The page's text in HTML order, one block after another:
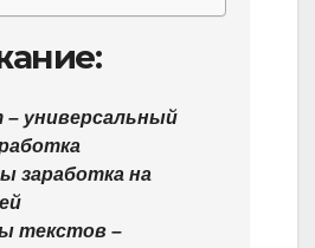
универсальный
заработка на
текстов –